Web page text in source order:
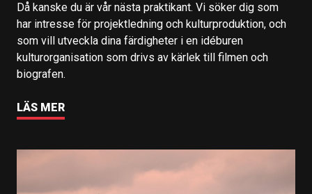
Då kanske du är vår nästa praktikant. Vi söker dig som
har intresse för projektledning och kulturproduktion, och
som vill utveckla dina färdigheter i en idéburen
kulturorganisation som drivs av kärlek till filmen och
biografen.
LÄS MER